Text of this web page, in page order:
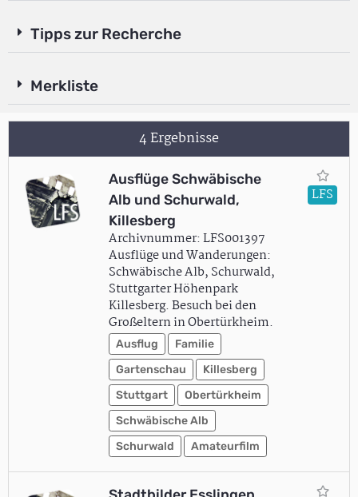
Tipps zur Recherche
Merkliste
4 Ergebnisse
Ausflüge Schwäbische
Alb und Schurwald,
Killesberg
Archivnummer: LFS001397
Ausflüge und Wanderungen:
Schwäbische Alb, Schurwald,
Stuttgarter Höhenpark
Killesberg. Besuch bei den
Großeltern in Obertürkheim.
Ausflug
Familie
Gartenschau
Killesberg
Stuttgart
Obertürkheim
Schwäbische Alb
Schurwald
Amateurfilm
LFS